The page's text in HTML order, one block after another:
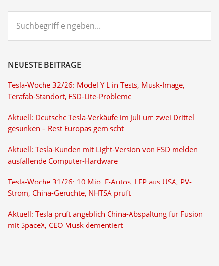
eingeben...
NEUESTE BEITRÄGE
Tesla-Woche 32/26: Model Y L in Tests, Musk-Image,
Terafab-Standort, FSD-Lite-Probleme
Aktuell: Deutsche Tesla-Verkäufe im Juli um zwei Drittel
gesunken – Rest Europas gemischt
Aktuell: Tesla-Kunden mit Light-Version von FSD melden
ausfallende Computer-Hardware
Tesla-Woche 31/26: 10 Mio. E-Autos, LFP aus USA, PV-
Strom, China-Gerüchte, NHTSA prüft
Aktuell: Tesla prüft angeblich China-Abspaltung für Fusion
mit SpaceX, CEO Musk dementiert